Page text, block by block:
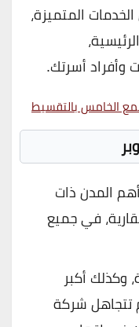
المتميزة،
وأفراد أسرتك.
الخامس بالتقسيط
من أهم المدن ذات
في جميع
أكبر
تتجاهل شركة